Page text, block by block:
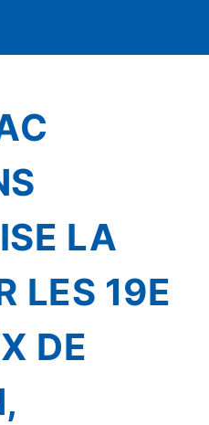
Banner
Menu
LA
LES 19E
DE